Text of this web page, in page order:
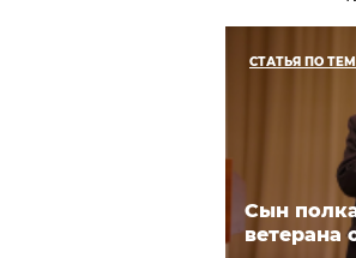
СТАТЬЯ ПО
Сын
ветерана